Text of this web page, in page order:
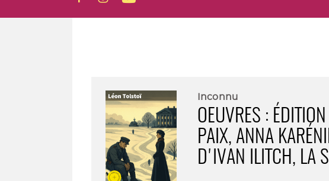
Inconnu
OEUVRES :
PAIX, ANNA
D'IVAN ILITCH, LA